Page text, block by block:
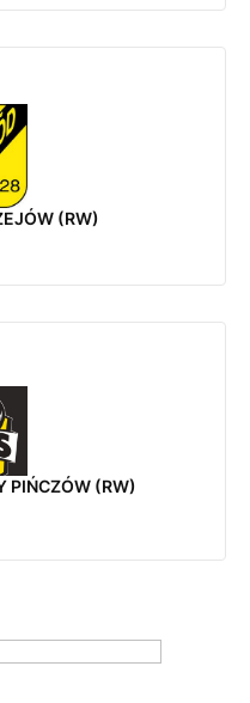
(RW)
PIŃCZÓW (RW)